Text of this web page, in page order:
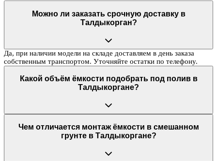
Можно ли заказать срочную доставку в
Талдыкорган?
Да, при наличии модели на складе доставляем в день заказа
собственным транспортом. Уточняйте остатки по телефону.
Какой объём ёмкости подобрать под полив в
Талдыкоргане?
Чем отличается монтаж ёмкости в смешанном
грунте в Талдыкоргане?